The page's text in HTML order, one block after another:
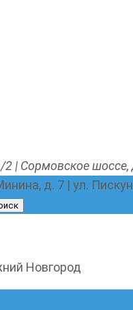
| Сормовское
д. 7 | ул.
Новгород